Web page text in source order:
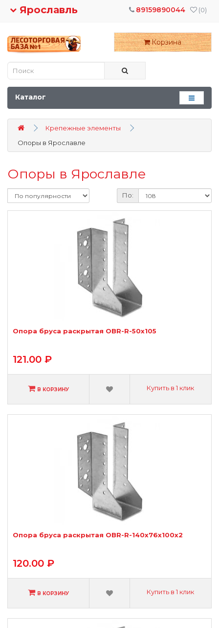
Ярославль (0)
89159890044
Корзина
Каталог
Крепежные элементы
Опоры в Ярославле
Опоры в Ярославле
По:
Опора бруса раскрытая OBR-R-50х105
121.00 ₽
В КОРЗИНУ Купить в 1 клик
Опора бруса раскрытая OBR-R-140х76х100х2
120.00 ₽
В КОРЗИНУ Купить в 1 клик